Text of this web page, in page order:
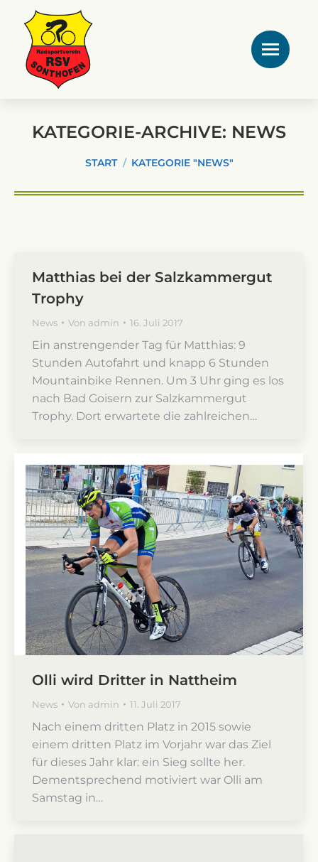
KATEGORIE-ARCHIVE: NEWS
START KATEGORIE "NEWS"
Matthias bei der Salzkammergut
Trophy
News Von admin 16. Juli 2017
Ein anstrengender Tag für Matthias: 9
Stunden Autofahrt und knapp 6 Stunden
Mountainbike Rennen. Um 3 Uhr ging es los
nach Bad Goisern zur Salzkammergut
Trophy. Dort erwartete die zahlreichen…
Olli wird Dritter in Nattheim
News Von admin 11. Juli 2017
Nach einem dritten Platz in 2015 sowie
einem dritten Platz im Vorjahr war das Ziel
für dieses Jahr klar: ein Sieg sollte her.
Dementsprechend motiviert war Olli am
Samstag in…